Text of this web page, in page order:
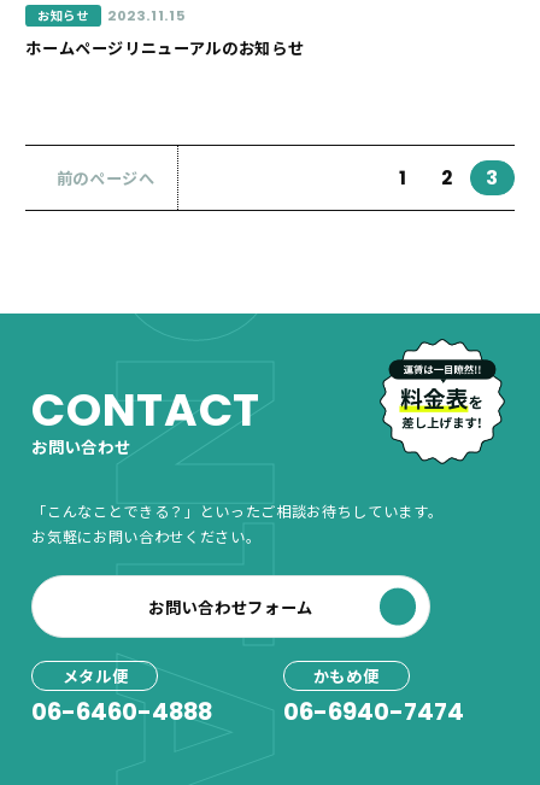
お知らせ 2023.11.15
ホームページリニューアルのお知らせ
前のページへ 1 2 3
CONTACT
CONTACT
お問い合わせ
「こんなことできる？」といったご相談お待ちしています。
お気軽にお問い合わせください。
お問い合わせフォーム
メタル便
06-6460-4888
かもめ便
06-6940-7474